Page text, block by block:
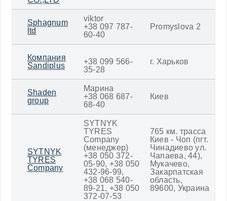
Sphagnum
ltd
viktor
+38 097 787-
60-40
Promyslova 2
Компания
Sandiplus
+38 099 566-
35-28
г. Харьков
Shaden
group
Марина
+38 068 687-
68-40
Киев
SYTNYK
TYRES
Company
SYTNYK
TYRES
Company
(менеджер)
+38 050 372-
05-90, +38 050
432-96-99,
+38 068 540-
89-21, +38 050
372-07-53
765 км. трасса
Киев - Чоп (пгт.
Чинадиево ул.
Чапаева, 44),
Мукачево,
Закарпатская
область,
89600, Украина